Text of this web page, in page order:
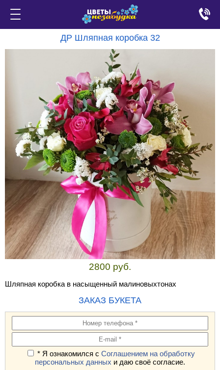
ДР Шляпная коробка 32
2800 руб.
Шляпная коробка в насыщенный малиновыхтонах
ЗАКАЗ БУКЕТА
* Я ознакомился с Соглашением на обработку
персональных данных и даю своё согласие.